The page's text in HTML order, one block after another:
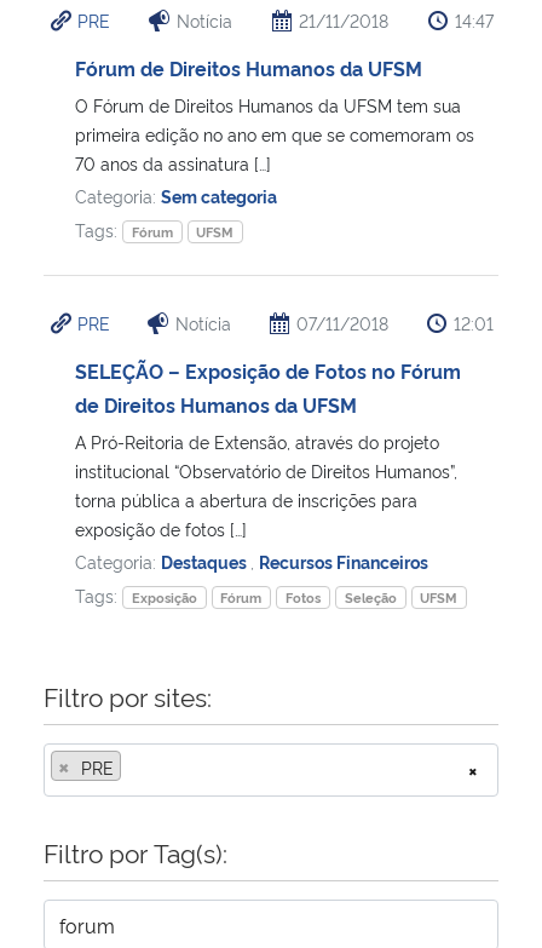
Ministério da Cidadania
Ministério de Minas e Energia
Ministério da Ciência, Tecnologia, Inovações e Comunicações
Ministério do Meio Ambiente
Ministério do Turismo
Ministério do Desenvolvimento Regional
Controladoria-Geral da União
Ministério da Mulher, da Família e dos Direitos Humanos
Secretaria-Geral
Gabinete de Segurança Institucional
Advocacia-Geral da União
Banco Central do Brasil
PRE Notícia 21/11/2018 14:47
Fórum de Direitos Humanos da UFSM
O Fórum de Direitos Humanos da UFSM tem sua
primeira edição no ano em que se comemoram os
70 anos da assinatura […]
Categoria: Sem categoria
Tags:
Fórum UFSM
PRE Notícia 07/11/2018 12:01
SELEÇÃO – Exposição de Fotos no Fórum
de Direitos Humanos da UFSM
A Pró-Reitoria de Extensão, através do projeto
institucional “Observatório de Direitos Humanos”,
torna pública a abertura de inscrições para
exposição de fotos […]
Categoria: Destaques Recursos Financeiros
Tags:
Exposição Fórum Fotos Seleção UFSM
Filtro por sites:
×
× PRE
Filtro por Tag(s):